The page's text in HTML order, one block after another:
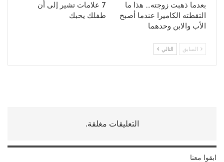
بعدما ذهبت زوجته… هذا ما
التقطته الكاميرا عندما أصبح
الأب والابن وحدهما
7 علامات تشير إلى أن
طفلك يحبك
السابق التالي
التعليقات مغلقة.
ابقوا معنا